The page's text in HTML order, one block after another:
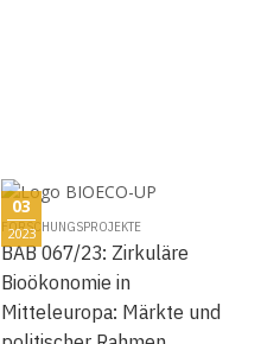
03
2023
FORSCHUNGSPROJEKTE
BAB 067/23: Zirkuläre
Bioökonomie in
Mitteleuropa: Märkte und